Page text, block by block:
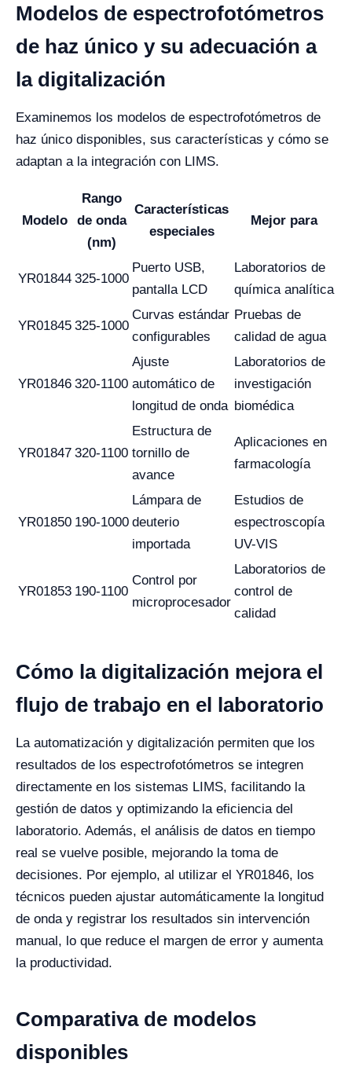
Modelos de espectrofotómetros
de haz único y su adecuación a
la digitalización
Examinemos los modelos de espectrofotómetros de
haz único disponibles, sus características y cómo se
adaptan a la integración con LIMS.
Modelo
Rango
de onda
(nm)
Características
especiales
Mejor para
YR01844 325-1000
Puerto USB,
pantalla LCD
Laboratorios de
química analítica
YR01845 325-1000
Curvas estándar
configurables
Pruebas de
calidad de agua
YR01846 320-1100
Ajuste
automático de
longitud de onda
Laboratorios de
investigación
biomédica
YR01847 320-1100
Estructura de
tornillo de
avance
Aplicaciones en
farmacología
YR01850 190-1000
Lámpara de
deuterio
importada
Estudios de
espectroscopía
UV-VIS
YR01853 190-1100
Control por
microprocesador
Laboratorios de
control de
calidad
Cómo la digitalización mejora el
flujo de trabajo en el laboratorio
La automatización y digitalización permiten que los
resultados de los espectrofotómetros se integren
directamente en los sistemas LIMS, facilitando la
gestión de datos y optimizando la eficiencia del
laboratorio. Además, el análisis de datos en tiempo
real se vuelve posible, mejorando la toma de
decisiones. Por ejemplo, al utilizar el YR01846, los
técnicos pueden ajustar automáticamente la longitud
de onda y registrar los resultados sin intervención
manual, lo que reduce el margen de error y aumenta
la productividad.
Comparativa de modelos
disponibles